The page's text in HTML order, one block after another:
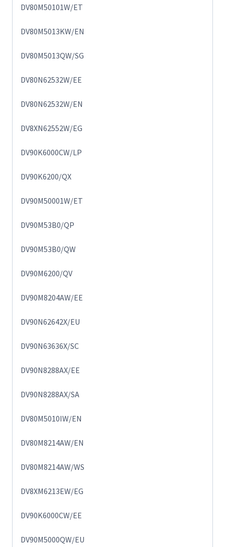
DV80M50101W/ET
DV80M5013KW/EN
DV80M5013QW/SG
DV80N62532W/EE
DV80N62532W/EN
DV8XN62552W/EG
DV90K6000CW/LP
DV90K6200/QX
DV90M50001W/ET
DV90M53B0/QP
DV90M53B0/QW
DV90M6200/QV
DV90M8204AW/EE
DV90N62642X/EU
DV90N63636X/SC
DV90N8288AX/EE
DV90N8288AX/SA
DV80M5010IW/EN
DV80M8214AW/EN
DV80M8214AW/WS
DV8XM6213EW/EG
DV90K6000CW/EE
DV90M5000QW/EU